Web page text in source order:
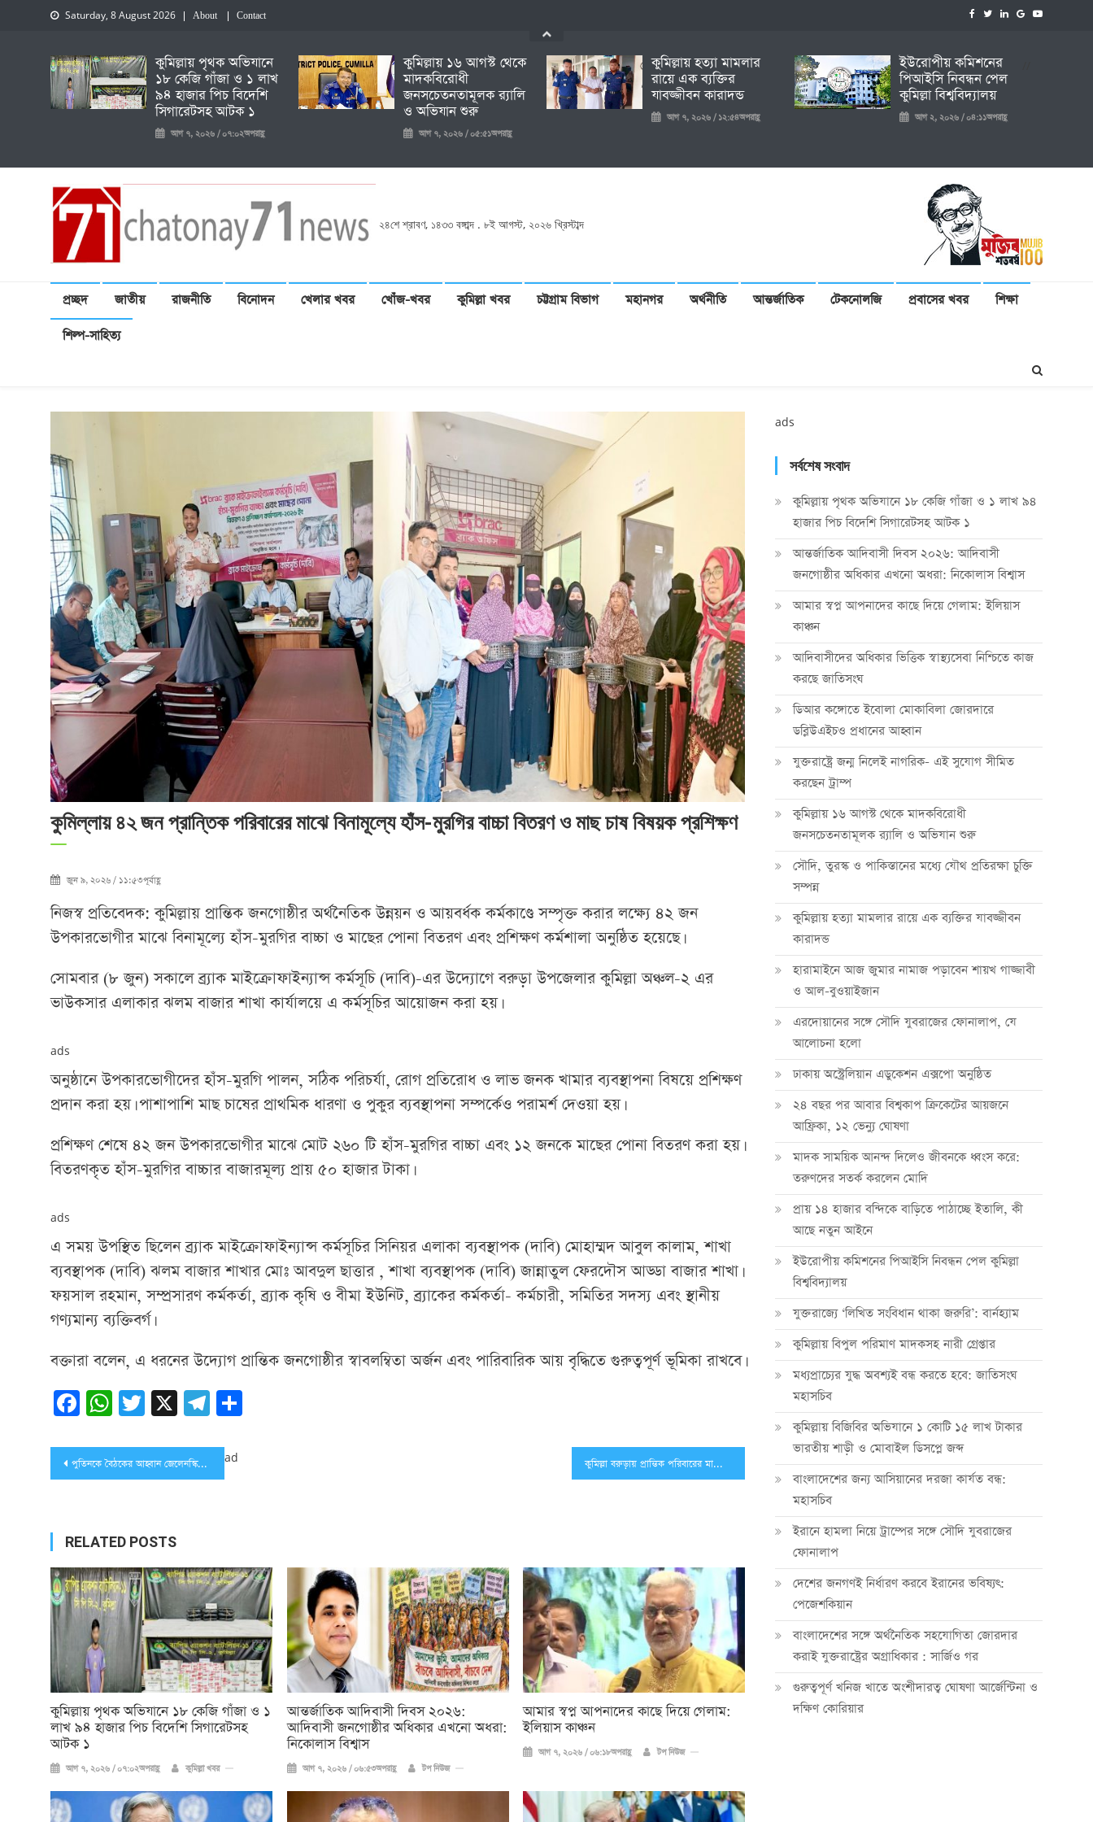
Saturday, 8 August 2026 About Contact
কুমিল্লায় পৃথক অভিযানে
১৮ কেজি গাঁজা ও ১ লাখ
৯৪ হাজার পিচ বিদেশি
সিগারেটসহ আটক ১
আগ ৭, ২০২৬ / ০৭:০২অপরাহ্ণ
কুমিল্লায় ১৬ আগস্ট থেকে
মাদকবিরোধী
জনসচেতনতামূলক র‍্যালি
ও অভিযান শুরু
আগ ৭, ২০২৬ / ০৫:৫১অপরাহ্ণ
কুমিল্লায় হত্যা মামলার
রায়ে এক ব্যক্তির
যাবজ্জীবন কারাদন্ড
আগ ৭, ২০২৬ / ১২:৫৪অপরাহ্ণ
ইউরোপীয় কমিশনের
পিআইসি নিবন্ধন পেল
কুমিল্লা বিশ্ববিদ্যালয়
আগ ২, ২০২৬ / ০৪:১১অপরাহ্ণ
২৪শে শ্রাবণ, ১৪৩৩ বঙ্গাব্দ . ৮ই আগস্ট, ২০২৬ খ্রিস্টাব্দ
প্রচ্ছদ জাতীয় রাজনীতি বিনোদন খেলার খবর খোঁজ-খবর কুমিল্লা খবর চট্টগ্রাম বিভাগ মহানগর অর্থনীতি আন্তর্জাতিক টেকনোলজি প্রবাসের খবর শিক্ষা
শিল্প-সাহিত্য
কুমিল্লায় ৪২ জন প্রান্তিক পরিবারের মাঝে বিনামূল্যে হাঁস-মুরগির বাচ্চা বিতরণ ও মাছ চাষ বিষয়ক প্রশিক্ষণ
জুন ৯, ২০২৬ / ১১:৫৩পূর্বাহ্ণ
নিজস্ব প্রতিবেদক: কুমিল্লায় প্রান্তিক জনগোষ্ঠীর অর্থনৈতিক উন্নয়ন ও আয়বর্ধক কর্মকাণ্ডে সম্পৃক্ত করার লক্ষ্যে ৪২ জন
উপকারভোগীর মাঝে বিনামূল্যে হাঁস-মুরগির বাচ্চা ও মাছের পোনা বিতরণ এবং প্রশিক্ষণ কর্মশালা অনুষ্ঠিত হয়েছে।
সোমবার (৮ জুন) সকালে ব্র্যাক মাইক্রোফাইন্যান্স কর্মসূচি (দাবি)-এর উদ্যোগে বরুড়া উপজেলার কুমিল্লা অঞ্চল-২ এর
ভাউকসার এলাকার ঝলম বাজার শাখা কার্যালয়ে এ কর্মসূচির আয়োজন করা হয়।
ads
অনুষ্ঠানে উপকারভোগীদের হাঁস-মুরগি পালন, সঠিক পরিচর্যা, রোগ প্রতিরোধ ও লাভ জনক খামার ব্যবস্থাপনা বিষয়ে প্রশিক্ষণ
প্রদান করা হয়। পাশাপাশি মাছ চাষের প্রাথমিক ধারণা ও পুকুর ব্যবস্থাপনা সম্পর্কেও পরামর্শ দেওয়া হয়।
প্রশিক্ষণ শেষে ৪২ জন উপকারভোগীর মাঝে মোট ২৬০ টি হাঁস-মুরগির বাচ্চা এবং ১২ জনকে মাছের পোনা বিতরণ করা হয়।
বিতরণকৃত হাঁস-মুরগির বাচ্চার বাজারমূল্য প্রায় ৫০ হাজার টাকা।
ads
এ সময় উপস্থিত ছিলেন ব্র্যাক মাইক্রোফাইন্যান্স কর্মসূচির সিনিয়র এলাকা ব্যবস্থাপক (দাবি) মোহাম্মদ আবুল কালাম, শাখা
ব্যবস্থাপক (দাবি) ঝলম বাজার শাখার মোঃ আবদুল ছাত্তার , শাখা ব্যবস্থাপক (দাবি) জান্নাতুল ফেরদৌস আড্ডা বাজার শাখা।
ফয়সাল রহমান, সম্প্রসারণ কর্মকর্তা, ব্র্যাক কৃষি ও বীমা ইউনিট, ব্র্যাকের কর্মকর্তা- কর্মচারী, সমিতির সদস্য এবং স্থানীয়
গণ্যমান্য ব্যক্তিবর্গ।
বক্তারা বলেন, এ ধরনের উদ্যোগ প্রান্তিক জনগোষ্ঠীর স্বাবলম্বিতা অর্জন এবং পারিবারিক আয় বৃদ্ধিতে গুরুত্বপূর্ণ ভূমিকা রাখবে।
Facebook
WhatsApp
Twitter
X Telegram
Post
পুতিনকে বৈঠকের আহ্বান জেলেনস্কির : সমর্থনে যুক্তরাজ্য, ফ্রান্স ও জার্মানি কুমিল্লা বরুড়ায় প্রান্তিক পরিবারের মাঝে হাঁস-মুরগির বাচ্চা বিতরণ ও মাছ চাষ বিষয়ক প্রশিক্ষণ
ad
RELATED POSTS
কুমিল্লায় পৃথক অভিযানে ১৮ কেজি গাঁজা ও ১
লাখ ৯৪ হাজার পিচ বিদেশি সিগারেটসহ
আটক ১
আগ ৭, ২০২৬ / ০৭:০২অপরাহ্ণ কুমিল্লা খবর
আন্তর্জাতিক আদিবাসী দিবস ২০২৬:
আদিবাসী জনগোষ্ঠীর অধিকার এখনো অধরা:
নিকোলাস বিশ্বাস
আগ ৭, ২০২৬ / ০৬:৫৩অপরাহ্ণ টপ নিউজ
আমার স্বপ্ন আপনাদের কাছে দিয়ে গেলাম:
ইলিয়াস কাঞ্চন
আগ ৭, ২০২৬ / ০৬:১৮অপরাহ্ণ টপ নিউজ
ads
সর্বশেষ সংবাদ
কুমিল্লায় পৃথক অভিযানে ১৮ কেজি গাঁজা ও ১ লাখ ৯৪
হাজার পিচ বিদেশি সিগারেটসহ আটক ১
আন্তর্জাতিক আদিবাসী দিবস ২০২৬: আদিবাসী
জনগোষ্ঠীর অধিকার এখনো অধরা: নিকোলাস বিশ্বাস
আমার স্বপ্ন আপনাদের কাছে দিয়ে গেলাম: ইলিয়াস
কাঞ্চন
আদিবাসীদের অধিকার ভিত্তিক স্বাস্থ্যসেবা নিশ্চিতে কাজ
করছে জাতিসংঘ
ডিআর কঙ্গোতে ইবোলা মোকাবিলা জোরদারে
ডব্লিউএইচও প্রধানের আহ্বান
যুক্তরাষ্ট্রে জন্ম নিলেই নাগরিক- এই সুযোগ সীমিত
করছেন ট্রাম্প
কুমিল্লায় ১৬ আগস্ট থেকে মাদকবিরোধী
জনসচেতনতামূলক র‍্যালি ও অভিযান শুরু
সৌদি, তুরস্ক ও পাকিস্তানের মধ্যে যৌথ প্রতিরক্ষা চুক্তি
সম্পন্ন
কুমিল্লায় হত্যা মামলার রায়ে এক ব্যক্তির যাবজ্জীবন
কারাদন্ড
হারামাইনে আজ জুমার নামাজ পড়াবেন শায়খ গাজ্জাবী
ও আল-বুওয়াইজান
এরদোয়ানের সঙ্গে সৌদি যুবরাজের ফোনালাপ, যে
আলোচনা হলো
ঢাকায় অস্ট্রেলিয়ান এডুকেশন এক্সপো অনুষ্ঠিত
২৪ বছর পর আবার বিশ্বকাপ ক্রিকে‌টের আয়জনে
আফ্রিকা, ১২ ভেন্যু ঘোষণা
মাদক সাময়িক আনন্দ দিলেও জীবনকে ধ্বংস করে:
তরুণদের সতর্ক করলেন মোদি
প্রায় ১৪ হাজার বন্দিকে বাড়িতে পাঠাচ্ছে ইতালি, কী
আছে নতুন আইনে
ইউরোপীয় কমিশনের পিআইসি নিবন্ধন পেল কুমিল্লা
বিশ্ববিদ্যালয়
যুক্তরাজ্যে ‘লিখিত সংবিধান থাকা জরুরি’: বার্নহ্যাম
কুমিল্লায় বিপুল পরিমাণ মাদকসহ নারী গ্রেপ্তার
মধ্যপ্রাচ্যের যুদ্ধ অবশ্যই বন্ধ করতে হবে: জাতিসংঘ
মহাসচিব
কুমিল্লায় বিজিবির অভিযানে ১ কোটি ১৫ লাখ টাকার
ভারতীয় শাড়ী ও মোবাইল ডিসপ্লে জব্দ
বাংলাদেশের জন্য আসিয়ানের দরজা কার্যত বন্ধ:
মহাসচিব
ইরানে হামলা নিয়ে ট্রাম্পের সঙ্গে সৌদি যুবরাজের
ফোনালাপ
দেশের জনগণই নির্ধারণ করবে ইরানের ভবিষ্যৎ:
পেজেশকিয়ান
বাংলাদেশের সঙ্গে অর্থনৈতিক সহযোগিতা জোরদার
করাই যুক্তরাষ্ট্রের অগ্রাধিকার : সার্জিও গর
গুরুত্বপূর্ণ খনিজ খাতে অংশীদারত্ব ঘোষণা আর্জেন্টিনা ও
দক্ষিণ কোরিয়ার